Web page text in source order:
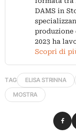
DAMS in
produzione
2023 ha
Scopri di
TAG ELISA STRINNA
MOSTRA